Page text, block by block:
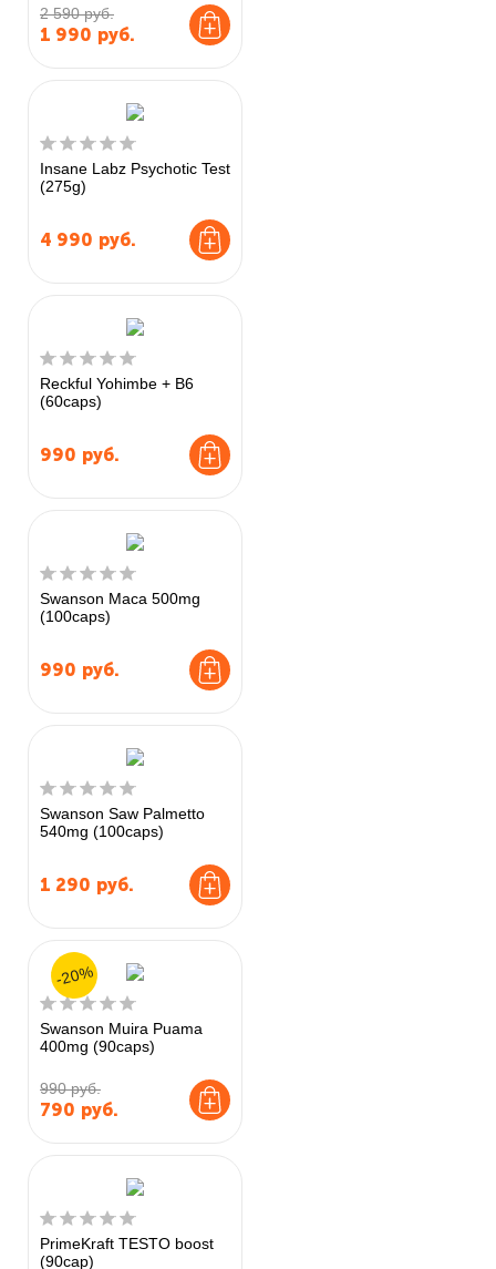
2 590 руб.
1 990 руб.
Insane Labz Psychotic Test
(275g)
4 990 руб.
Reckful Yohimbe + B6
(60caps)
990 руб.
Swanson Maca 500mg
(100caps)
990 руб.
Swanson Saw Palmetto
540mg (100caps)
1 290 руб.
Swanson Muira Puama
400mg (90caps)
990 руб.
790 руб.
-20%
PrimeKraft TESTO boost
(90cap)